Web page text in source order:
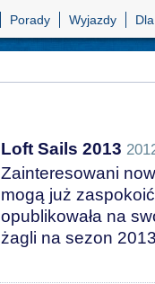
Porady Wyjazdy
Loft Sails 2013
Zainteresowani
mogą już
opublikowała na
żagli na sezon